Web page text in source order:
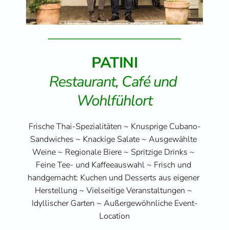
PATINI
Restaurant, Café und
Wohlfühlort
Frische Thai-Spezialitäten ~ Knusprige Cubano-
Sandwiches ~ Knackige Salate ~ Ausgewählte
Weine ~ Regionale Biere ~ Spritzige Drinks ~
Feine Tee- und Kaffeeauswahl ~ Frisch und
handgemacht: Kuchen und Desserts aus eigener
Herstellung ~ Vielseitige Veranstaltungen ~
Idyllischer Garten ~ Außergewöhnliche Event-
Location